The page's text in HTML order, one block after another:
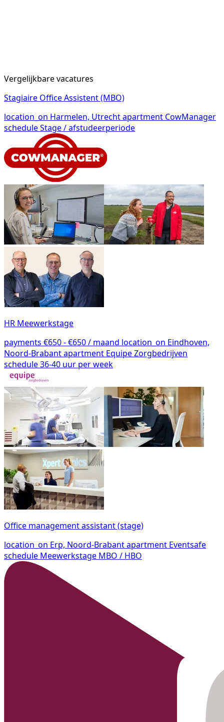
Vergelijkbare vacatures
Stagiaire Office Assistent (MBO)
location_on Harmelen, Utrechtapartment CowManager
scheduleStage / afstudeerperiode
HR Meewerkstage
payments €650 - €650 / maand location_on Eindhoven,
Noord-Brabantapartment Equipe Zorgbedrijven
schedule36-40 uur per week
Office management assistant (stage)
location_on Erp, Noord-Brabantapartment Eventsafe
schedule Meewerkstage MBO / HBO